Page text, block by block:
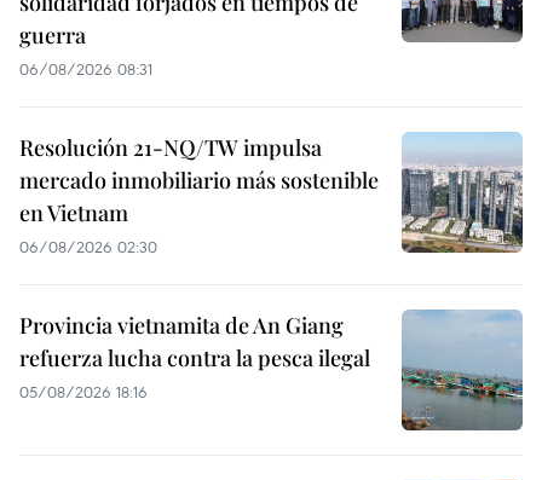
guerra
06/08/2026 08:31
Resolución 21-NQ/TW impulsa
mercado inmobiliario más sostenible
en Vietnam
06/08/2026 02:30
Provincia vietnamita de An Giang
refuerza lucha contra la pesca ilegal
05/08/2026 18:16